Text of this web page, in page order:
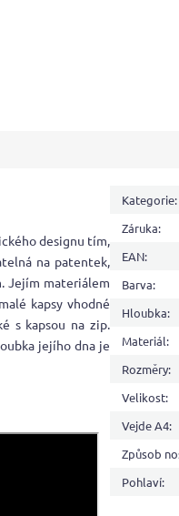
designu tím,
na patentek,
Jejím materiálem
kapsy vhodné
s kapsou na zip.
jejího dna je
Kategorie:
Záruka:
EAN:
Barva:
Hloubka:
Materiál:
Rozměry:
Velikost:
Vejde A4:
Způsob
Pohlaví: